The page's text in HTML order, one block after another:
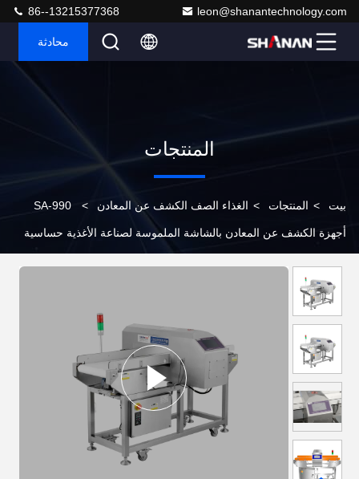
leon@shanantechnology.com
86--13215377368
محادثة
المنتجات
بيت > المنتجات > الغذاء الصف الكشف عن المعادن >
SA-990
أجهزة الكشف عن المعادن بالشاشة الملموسة لصناعة الأغذية حساسية